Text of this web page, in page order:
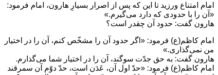
امام امتناع ورزید تا این که پس از اصرار بسیارِ هارون، امام فرمود:
«آن را با حدودی که دارد می‌گیرم.»
هارون گفت: حدود آن چقدر است؟
امام کاظم(ع) فرمود: «اگر حدود آن را مشخّص کنم، آن را در اختیار
من نمی‌گذاری.»
هارون گفت: به حق جدّت سوگند، آن را در اختیار شما می‌گذارم.
امام کاظم(ع) فرمود: «حدّ اول آن، عَدَن است، حدّ دوّم آن سمرقند